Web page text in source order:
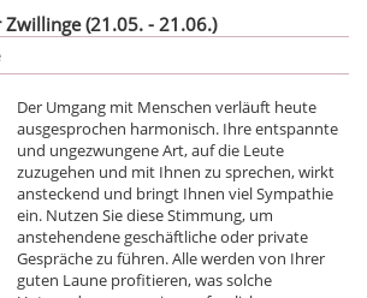
(21.05. - 21.06.)
Der Umgang mit Menschen verläuft heute
ausgesprochen harmonisch. Ihre entspannte
und ungezwungene Art, auf die Leute
zuzugehen und mit Ihnen zu sprechen, wirkt
ansteckend und bringt Ihnen viel Sympathie
ein. Nutzen Sie diese Stimmung, um
anstehendene geschäftliche oder private
Gespräche zu führen. Alle werden von Ihrer
guten Laune profitieren, was solche